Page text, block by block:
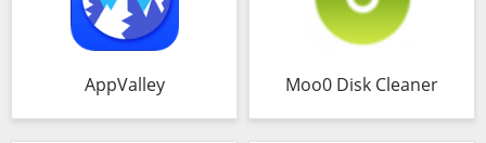
AppValley Moo0 Disk Cleaner